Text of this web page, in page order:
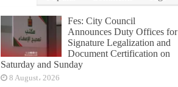
Fes: City Council
Announces Duty Offices for
Signature Legalization and
Document Certification on
Saturday and Sunday
8 August، 2026